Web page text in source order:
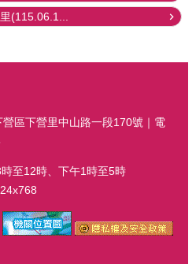
(115.06.1...
區下營里中山路一段170號｜電
至12時、下午1時至5時